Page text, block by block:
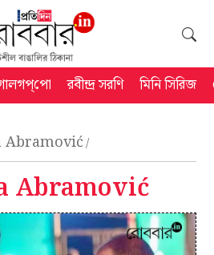
রবীন্দ্র সরণি মিনি সিরিজ
Abramović
Abramović